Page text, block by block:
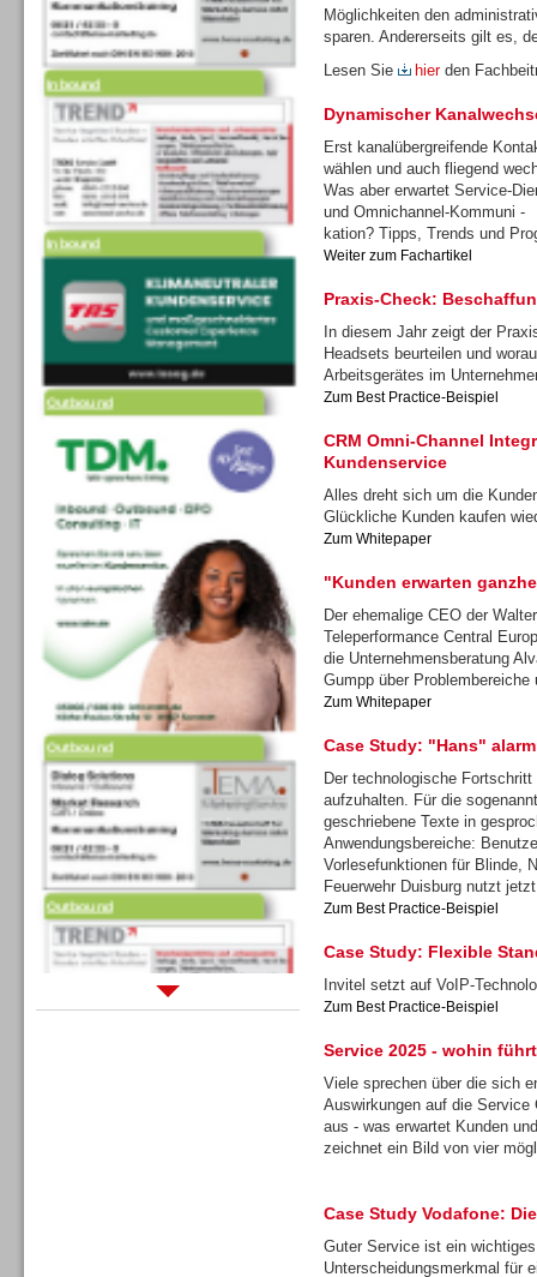
Inbound
Inbound
Outbound
Outbound
Möglichkeiten den
sparen. Andererseits gilt es,
Lesen Sie
hier den
Dynamischer
Erst kanalübergreifende
wählen und auch fliegend
Was aber erwartet Service-
und Omnichannel-Kommuni -
kation? Tipps, Trends und
Weiter zum Fachartikel
Praxis-Check:
In diesem Jahr zeigt der
Headsets beurteilen und
Arbeitsgerätes im
Zum Best Practice-Beispiel
CRM Omni-Channel
Kundenservice
Alles dreht sich um die
Glückliche Kunden kaufen
Zum Whitepaper
"Kunden erwarten
Der ehemalige CEO der
Teleperformance Central
die Unternehmensberatung
Gumpp über
Zum Whitepaper
Case Study: "Hans"
Der technologische
aufzuhalten. Für die
geschriebene Texte in
Anwendungsbereiche:
Vorlesefunktionen für Blinde,
Feuerwehr Duisburg nutzt
Zum Best Practice-Beispiel
Case Study: Flexible
Invitel setzt auf VoIP-
Zum Best Practice-Beispiel
Service 2025 - wohin
Viele sprechen über die sich
Auswirkungen auf die Service
aus - was erwartet Kunden
zeichnet ein Bild von vier
Case Study Vodafone:
Guter Service ist ein
Unterscheidungsmerkmal für